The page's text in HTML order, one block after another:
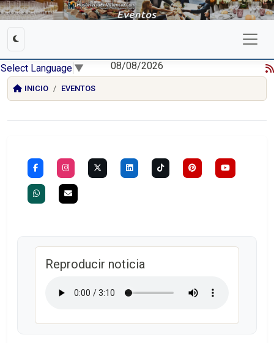
Select Language ▼ 08/08/2026
INICIO EVENTOS
Reproducir noticia